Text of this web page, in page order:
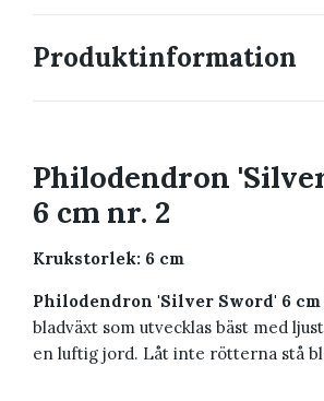
Produktinformation
Philodendron
6 cm nr. 2
Krukstorlek: 6 cm
Philodendron 'Silver Sword' 6 cm
bladväxt som utvecklas bäst med
en luftig jord. Låt inte rötterna stå